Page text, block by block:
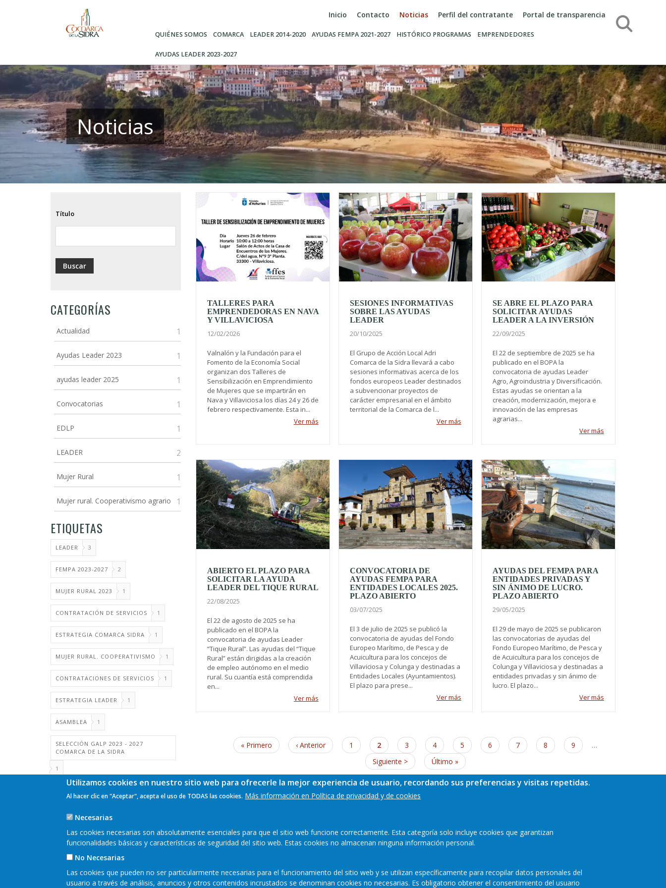
Inicio Contacto Noticias Perfil del contratante Portal de transparencia
QUIÉNES SOMOS COMARCA LEADER 2014-2020 AYUDAS FEMPA 2021-2027 HISTÓRICO PROGRAMAS EMPRENDEDORES
AYUDAS LEADER 2023-2027
Búsqueda
Noticias
Título
CATEGORÍAS
Actualidad 1
Ayudas Leader 2023 1
ayudas leader 2025 1
Convocatorias 1
EDLP 1
LEADER 2
Mujer Rural 1
Mujer rural. Cooperativismo agrario 1
ETIQUETAS
LEADER 3
FEMPA 2023-2027 2
MUJER RURAL 2023 1
CONTRATACIÓN DE SERVICIOS 1
ESTRATEGIA COMARCA SIDRA 1
MUJER RURAL. COOPERATIVISMO 1
CONTRATACIONES DE SERVICIOS 1
ESTRATEGIA LEADER 1
ASAMBLEA 1
SELECCIÓN GALP 2023 - 2027
COMARCA DE LA SIDRA
1
TALLERES PARA
EMPRENDEDORAS EN NAVA
Y VILLAVICIOSA
12/02/2026
Valnalón y la Fundación para el
Fomento de la Economía Social
organizan dos Talleres de
Sensibilización en Emprendimiento
de Mujeres que se impartirán en
Nava y Villaviciosa los días 24 y 26 de
febrero respectivamente. Esta in...
Ver más
SESIONES INFORMATIVAS
SOBRE LAS AYUDAS
LEADER
20/10/2025
El Grupo de Acción Local Adri
Comarca de la Sidra llevará a cabo
sesiones informativas acerca de los
fondos europeos Leader destinados
a subvencionar proyectos de
carácter empresarial en el ámbito
territorial de la Comarca de l...
Ver más
SE ABRE EL PLAZO PARA
SOLICITAR AYUDAS
LEADER A LA INVERSIÓN
22/09/2025
El 22 de septiembre de 2025 se ha
publicado en el BOPA la
convocatoria de ayudas Leader
Agro, Agroindustria y Diversificación.
Estas ayudas se orientan a la
creación, modernización, mejora e
innovación de las empresas
agrarias...
Ver más
ABIERTO EL PLAZO PARA
SOLICITAR LA AYUDA
LEADER DEL TIQUE RURAL
22/08/2025
El 22 de agosto de 2025 se ha
publicado en el BOPA la
convocatoria de ayudas Leader
“Tique Rural”. Las ayudas del “Tique
Rural” están dirigidas a la creación
de empleo autónomo en el medio
rural. Su cuantía está comprendida
en...
Ver más
CONVOCATORIA DE
AYUDAS FEMPA PARA
ENTIDADES LOCALES 2025.
PLAZO ABIERTO
03/07/2025
El 3 de julio de 2025 se publicó la
convocatoria de ayudas del Fondo
Europeo Marítimo, de Pesca y de
Acuicultura para los concejos de
Villaviciosa y Colunga y destinadas a
Entidades Locales (Ayuntamientos).
El plazo para prese...
Ver más
AYUDAS DEL FEMPA PARA
ENTIDADES PRIVADAS Y
SIN ÁNIMO DE LUCRO.
PLAZO ABIERTO
29/05/2025
El 29 de mayo de 2025 se publicaron
las convocatorias de ayudas del
Fondo Europeo Marítimo, de Pesca y
de Acuicultura para los concejos de
Colunga y Villaviciosa y destinadas a
entidades privadas y sin ánimo de
lucro. El plazo...
Ver más
PaginaciónPrimera
página
« Primero
Página
anterior
‹ Anterior Page
1
Página
actual
2 Page
3 Page
4 Page
5 Page
6 Page
7 Page
8 Page
9
…
Siguiente
página
Siguiente >
Última
página
Último »
Utilizamos cookies en nuestro sitio web para ofrecerle la mejor experiencia de usuario, recordando sus preferencias y visitas repetidas.
Al hacer clic en "Aceptar", acepta el uso de TODAS las cookies. Más información en Política de privacidad y de cookies
Necesarias
Las cookies necesarias son absolutamente esenciales para que el sitio web funcione correctamente. Esta categoría solo incluye cookies que garantizan
funcionalidades básicas y características de seguridad del sitio web. Estas cookies no almacenan ninguna información personal.
No Necesarias
Las cookies que pueden no ser particularmente necesarias para el funcionamiento del sitio web y se utilizan específicamente para recopilar datos personales del
usuario a través de análisis, anuncios y otros contenidos incrustados se denominan cookies no necesarias. Es obligatorio obtener el consentimiento del usuario